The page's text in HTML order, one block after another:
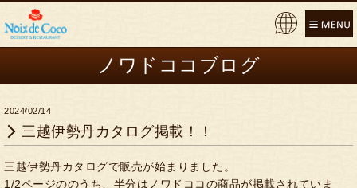
ノワドココブログ
2024/02/14
三越伊勢丹カタログ掲載！！
三越伊勢丹カタログで販売が始まりました。
1/2ページののうち、半分はノワドココの商品が掲載されていま